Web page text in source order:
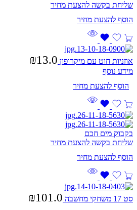
שליחת בקשה להצעת מחיר
אוזניות חוט עם מיקרופון ₪13.0
מידע נוסף
בקבוק מים חכם
שליחת בקשה להצעת מחיר
סט 17 משחקי מחשבה ₪101.0